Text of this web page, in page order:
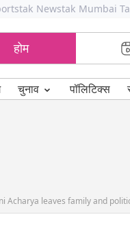
Newstak Mumbai
होम
चुनाव ⌄ पॉलिटिक्स
Acharya leaves family and